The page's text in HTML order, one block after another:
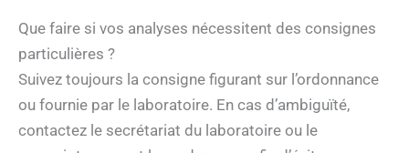
Que faire si vos analyses nécessitent des consignes
particulières ?
Suivez toujours la consigne figurant sur l’ordonnance
ou fournie par le laboratoire. En cas d’ambiguïté,
contactez le secrétariat du laboratoire ou le